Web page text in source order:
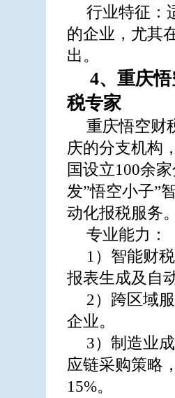
行业特征：
的企业，尤其
出。
4、重庆
税专家
重庆悟空财
庆的分支机构
国设立100余
发”悟空小子”
动化报税服务
专业能力：
1）智能财
报表生成及自
2）跨区域
企业。
3）制造业
应链采购策略
15%。